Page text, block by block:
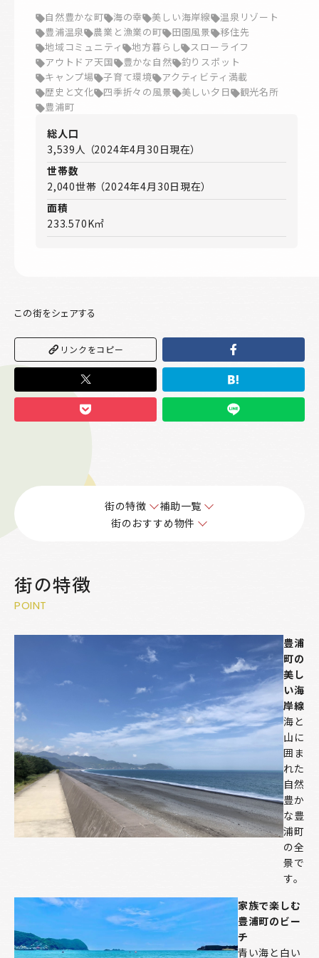
自然豊かな町
海の幸 美しい海岸線
温泉リゾート
豊浦温泉
農業と漁業の町 田園風景
移住先
地域コミュニティ
地方暮らし
スローライフ
アウトドア天国
豊かな自然
釣りスポット
キャンプ場
子育て環境
アクティビティ満載
歴史と文化
四季折々の風景 美しい夕日
観光名所
豊浦町
総人口
3,539人 （2024年4月30日現在）
世帯数
2,040世帯 （2024年4月30日現在）
面積
233.570K㎡
この街をシェアする
リンクをコピー
街の特徴
補助一覧
街のおすすめ物件
街の特徴
POINT
豊浦
町の
美し
い海
岸線
海と
山に
囲ま
れた
自然
豊か
な豊
浦町
の全
景で
す。
家族で楽しむ
豊浦町のビー
チ
青い海と白い